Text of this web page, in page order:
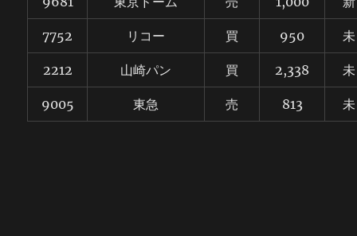
7752 リコー 買 950 未
2212 山崎パン 買 2,338 未
9005 東急 売 813 未